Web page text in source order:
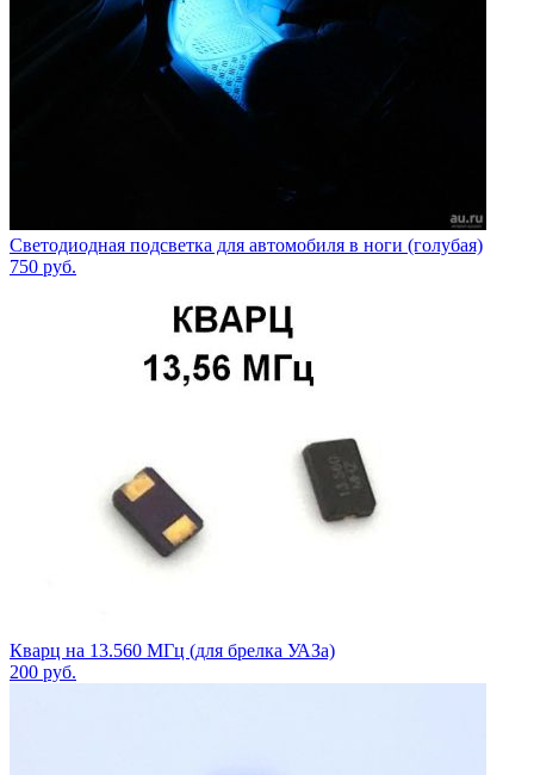
Светодиодная подсветка для автомобиля в ноги (голубая)
750 руб.
Кварц на 13.560 МГц (для брелка УАЗа)
200 руб.